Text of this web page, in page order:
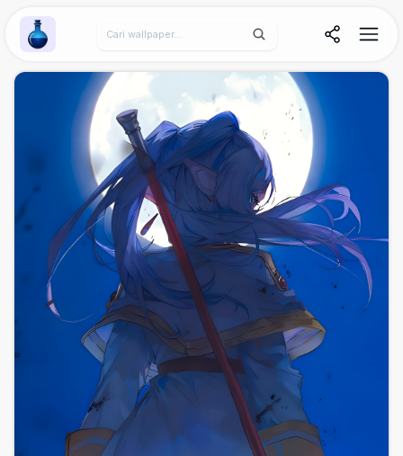
Wallpaper Alchemy